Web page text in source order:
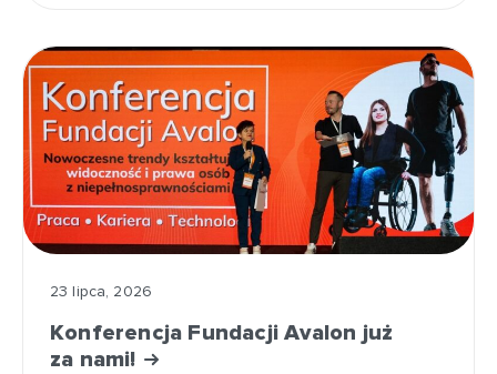
23 lipca, 2026
Konferencja Fundacji Avalon już
za nami!